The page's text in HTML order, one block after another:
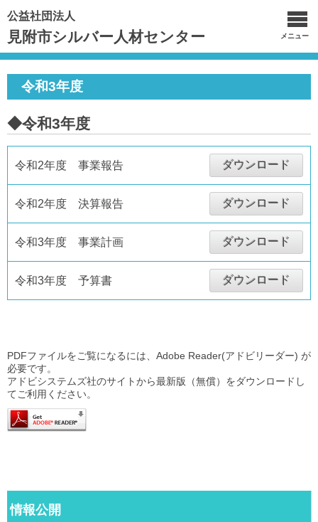
公益社団法人
見附市シルバー人材センター メニュー
令和3年度
◆令和3年度
令和2年度 事業報告 ダウンロード
令和2年度 決算報告 ダウンロード
令和3年度 事業計画 ダウンロード
令和3年度 予算書 ダウンロード
PDFファイルをご覧になるには、Adobe Reader(アドビリーダー) が
必要です。
アドビシステムズ社のサイトから最新版（無償）をダウンロードし
てご利用ください。
情報公開